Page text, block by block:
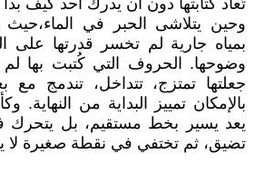
تُعاد كتابتها دون أن يدرك أحد كيف
وحين يتلاشى الحبر في الماء،حيث
بمياه جارية لم تخسر قدرتها على
وضوحها. الحروف التي كُتبت بها لم
جعلتها تمتزج، تتداخل، تندمج
بالإمكان تمييز البداية من
يعد يسير بخط مستقيم، بل يتحرك
تضيق، ثم تختفي في نقطة صغيرة لا